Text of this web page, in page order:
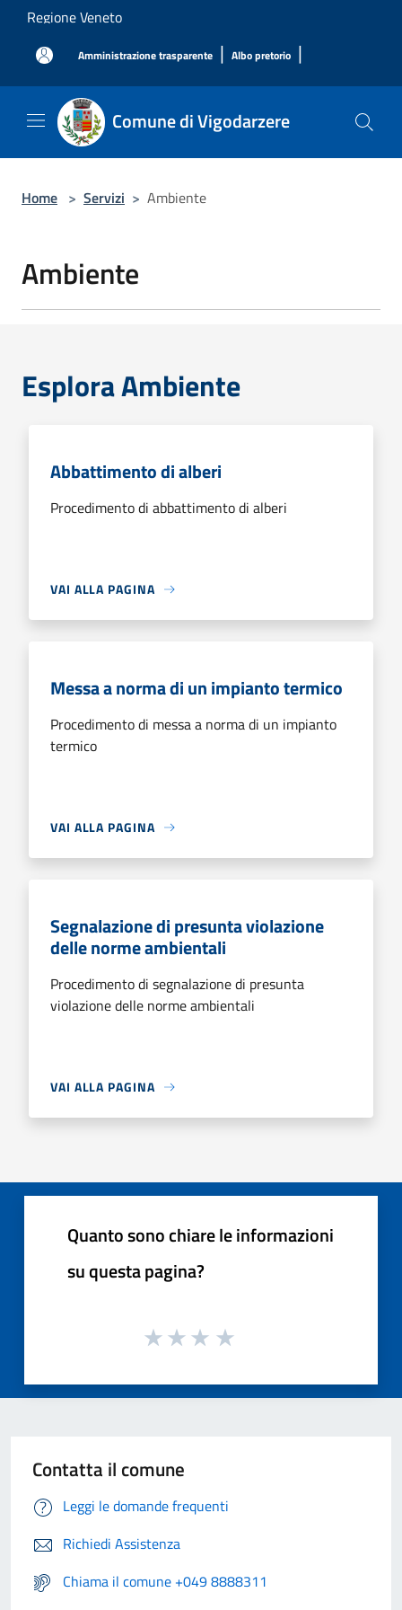
Salta al contenuto principale
Regione Veneto
Amministrazione trasparente | Albo pretorio |
Comune di Vigodarzere
Home > Servizi > Ambiente
Ambiente
Esplora Ambiente
Abbattimento di alberi
Procedimento di abbattimento di alberi
VAI ALLA PAGINA
Messa a norma di un impianto termico
Procedimento di messa a norma di un impianto
termico
VAI ALLA PAGINA
Segnalazione di presunta violazione
delle norme ambientali
Procedimento di segnalazione di presunta
violazione delle norme ambientali
VAI ALLA PAGINA
Quanto sono chiare le informazioni
su questa pagina?
Contatta il comune
Leggi le domande frequenti
Richiedi Assistenza
Chiama il comune +049 8888311